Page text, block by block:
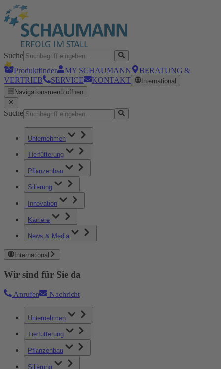
Suche
Produktfinder
MY SCHAUMANN
BERATUNG &
VERTRIEB
SERVICE KONTAKT
International
Navigationsmenü öffnen
Suche
Unternehmen
Tierfütterung
Pflanzenbau
Silierung
Innovation
Karriere
News & Media
International
Wir sind für Sie da
Anrufen Nachricht
Unternehmen
Tierfütterung
Pflanzenbau
Silierung